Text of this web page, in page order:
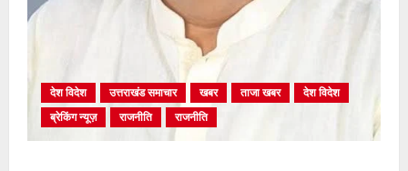
देश विदेश उत्तराखंड समाचार खबर ताजा खबर
देश विदेश
ब्रेकिंग न्यूज़
राजनीति राजनीति